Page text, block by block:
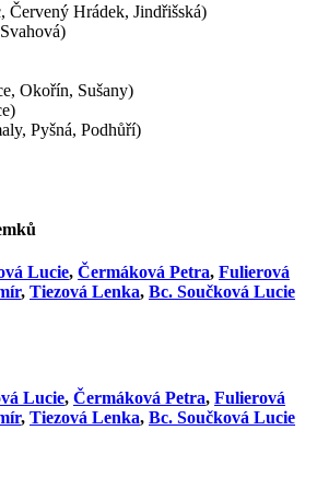
Červený Hrádek, Jindřišská)
Okořín, Sušany)
Pyšná, Podhůří)
Lucie, Čermáková Petra, Fulierová
, Tiezová Lenka, Bc. Součková Lucie
Lucie, Čermáková Petra, Fulierová
, Tiezová Lenka, Bc. Součková Lucie